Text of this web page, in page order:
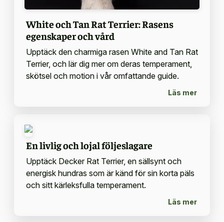
White och Tan Rat Terrier: Rasens
egenskaper och vård
Upptäck den charmiga rasen White and Tan Rat
Terrier, och lär dig mer om deras temperament,
skötsel och motion i vår omfattande guide.
Läs mer
En livlig och lojal följeslagare
Upptäck Decker Rat Terrier, en sällsynt och
energisk hundras som är känd för sin korta päls
och sitt kärleksfulla temperament.
Läs mer